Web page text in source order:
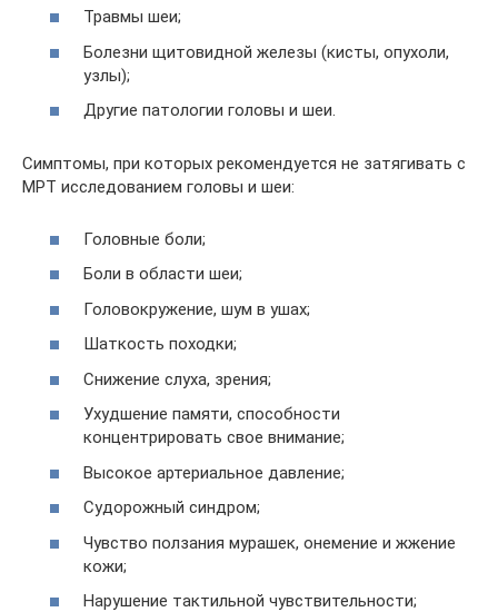
Травмы шеи;
Болезни щитовидной железы (кисты, опухоли,
узлы);
Другие патологии головы и шеи.
Симптомы, при которых рекомендуется не затягивать с
МРТ исследованием головы и шеи:
Головные боли;
Боли в области шеи;
Головокружение, шум в ушах;
Шаткость походки;
Снижение слуха, зрения;
Ухудшение памяти, способности
концентрировать свое внимание;
Высокое артериальное давление;
Судорожный синдром;
Чувство ползания мурашек, онемение и жжение
кожи;
Нарушение тактильной чувствительности;